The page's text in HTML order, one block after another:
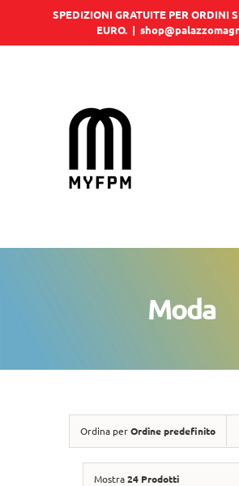
SPEDIZIONI GRATUITE PER ORDINI
EURO. |
Moda
Ordina perOrdine predefinito
Mostra24 Prodotti